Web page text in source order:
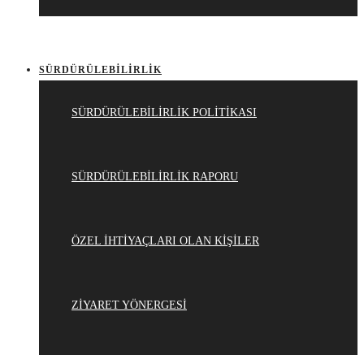
SÜRDÜRÜLEBİLİRLİK
SÜRDÜRÜLEBİLİRLİK POLİTİKASI
SÜRDÜRÜLEBİLİRLİK RAPORU
ÖZEL İHTİYAÇLARI OLAN KİŞİLER
ZİYARET YÖNERGESİ